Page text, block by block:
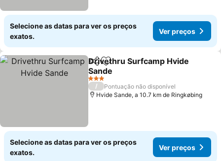
Selecione as datas para ver os preços
exatos.
Ver preços
PartilharAdicionar aos favoritos
Drivethru Surfcamp Hvide
Sande
3 Estrelas
/
Pontuação não disponível
Hvide Sande, a 10.7 km de Ringkøbing
Selecione as datas para ver os preços
exatos.
Ver preços